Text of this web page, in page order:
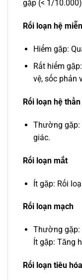
gặp (< 1/
Rối loạn hệ
Hiếm gặp:
Rất hiếm
vệ, sốc phản
Rối loạn hệ
Thường gặp:
giác.
Rối loạn mắt
Ít gặp: Rối
Rối loạn mạch
Thường
Ít gặp: Tăng
Rối loạn tiêu hóa